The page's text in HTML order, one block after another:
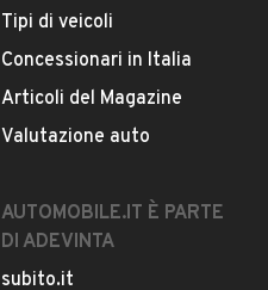
Tipi di veicoli
Concessionari in Italia
Articoli del Magazine
Valutazione auto
AUTOMOBILE.IT È PARTE
DI ADEVINTA
subito.it